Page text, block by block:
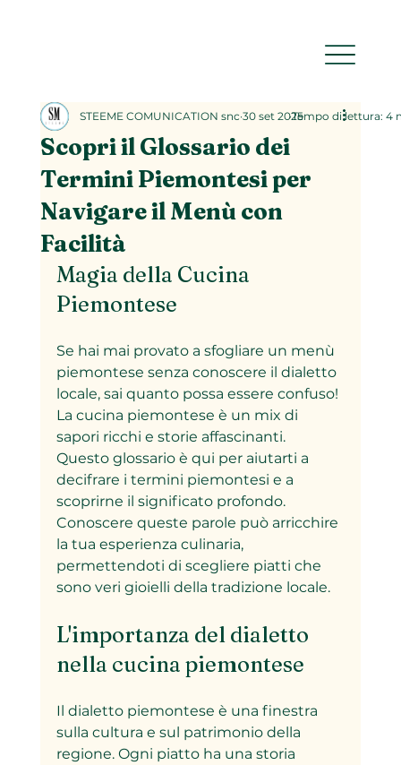
Scopri il Glossario dei
Termini Piemontesi per
Navigare il Menù con
Facilità
STEEME COMUNICATION snc 30 set 2025Tempo di lettura: 4
Magia della Cucina
Piemontese
Se hai mai provato a sfogliare un menù
piemontese senza conoscere il dialetto
locale, sai quanto possa essere confuso!
La cucina piemontese è un mix di
sapori ricchi e storie affascinanti.
Questo glossario è qui per aiutarti a
decifrare i termini piemontesi e a
scoprirne il significato profondo.
Conoscere queste parole può arricchire
la tua esperienza culinaria,
permettendoti di scegliere piatti che
sono veri gioielli della tradizione locale.
L'importanza del dialetto
nella cucina piemontese
Il dialetto piemontese è una finestra
sulla cultura e sul patrimonio della
regione. Ogni piatto ha una storia